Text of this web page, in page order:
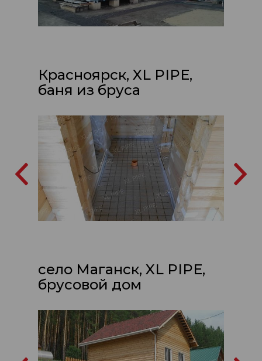
Красноярск, XL PIPE,
баня из бруса
село Маганск, XL PIPE,
брусовой дом